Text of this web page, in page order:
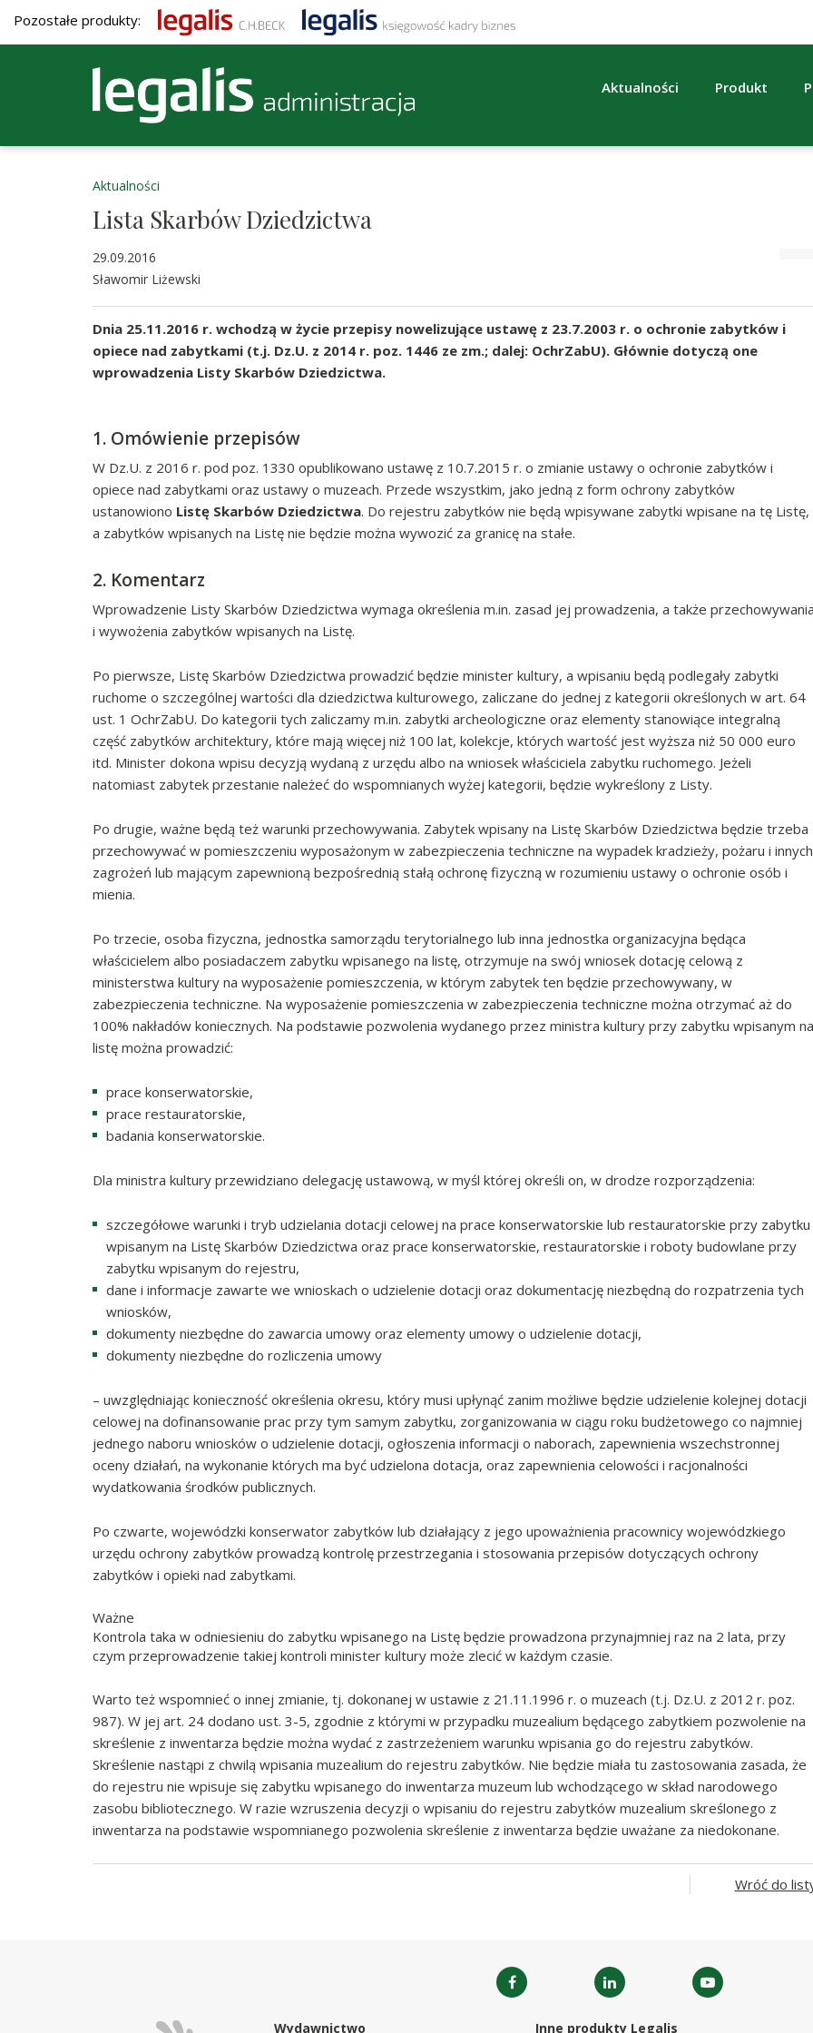
Pozostałe produkty:
Aktualności Produkt
Aktualności
Lista Skarbów Dziedzictwa
29.09.2016
Sławomir Liżewski
Dnia 25.11.2016 r. wchodzą w życie przepisy nowelizujące ustawę z 23.7.2003 r. o ochronie zabytków i
opiece nad zabytkami (t.j. Dz.U. z 2014 r. poz. 1446 ze zm.; dalej: OchrZabU). Głównie dotyczą one
wprowadzenia Listy Skarbów Dziedzictwa.
1. Omówienie przepisów
W Dz.U. z 2016 r. pod poz. 1330 opublikowano ustawę z 10.7.2015 r. o zmianie ustawy o ochronie zabytków i
opiece nad zabytkami oraz ustawy o muzeach. Przede wszystkim, jako jedną z form ochrony zabytków
ustanowiono Listę Skarbów Dziedzictwa. Do rejestru zabytków nie będą wpisywane zabytki wpisane na tę Listę,
a zabytków wpisanych na Listę nie będzie można wywozić za granicę na stałe.
2. Komentarz
Wprowadzenie Listy Skarbów Dziedzictwa wymaga określenia m.in. zasad jej prowadzenia, a także
i wywożenia zabytków wpisanych na Listę.
Po pierwsze, Listę Skarbów Dziedzictwa prowadzić będzie minister kultury, a wpisaniu będą podlegały zabytki
ruchome o szczególnej wartości dla dziedzictwa kulturowego, zaliczane do jednej z kategorii określonych w art. 64
ust. 1 OchrZabU. Do kategorii tych zaliczamy m.in. zabytki archeologiczne oraz elementy stanowiące integralną
część zabytków architektury, które mają więcej niż 100 lat, kolekcje, których wartość jest wyższa niż 50 000 euro
itd. Minister dokona wpisu decyzją wydaną z urzędu albo na wniosek właściciela zabytku ruchomego. Jeżeli
natomiast zabytek przestanie należeć do wspomnianych wyżej kategorii, będzie wykreślony z Listy.
Po drugie, ważne będą też warunki przechowywania. Zabytek wpisany na Listę Skarbów Dziedzictwa będzie trzeba
przechowywać w pomieszczeniu wyposażonym w zabezpieczenia techniczne na wypadek kradzieży, pożaru i innych
zagrożeń lub mającym zapewnioną bezpośrednią stałą ochronę fizyczną w rozumieniu ustawy o ochronie osób i
mienia.
Po trzecie, osoba fizyczna, jednostka samorządu terytorialnego lub inna jednostka organizacyjna będąca
właścicielem albo posiadaczem zabytku wpisanego na listę, otrzymuje na swój wniosek dotację celową z
ministerstwa kultury na wyposażenie pomieszczenia, w którym zabytek ten będzie przechowywany, w
zabezpieczenia techniczne. Na wyposażenie pomieszczenia w zabezpieczenia techniczne można otrzymać aż do
100% nakładów koniecznych. Na podstawie pozwolenia wydanego przez ministra kultury przy zabytku wpisanym na
listę można prowadzić:
prace konserwatorskie,
prace restauratorskie,
badania konserwatorskie.
Dla ministra kultury przewidziano delegację ustawową, w myśl której określi on, w drodze rozporządzenia:
szczegółowe warunki i tryb udzielania dotacji celowej na prace konserwatorskie lub restauratorskie przy zabytku
wpisanym na Listę Skarbów Dziedzictwa oraz prace konserwatorskie, restauratorskie i roboty budowlane przy
zabytku wpisanym do rejestru,
dane i informacje zawarte we wnioskach o udzielenie dotacji oraz dokumentację niezbędną do rozpatrzenia tych
wniosków,
dokumenty niezbędne do zawarcia umowy oraz elementy umowy o udzielenie dotacji,
dokumenty niezbędne do rozliczenia umowy
– uwzględniając konieczność określenia okresu, który musi upłynąć zanim możliwe będzie udzielenie kolejnej dotacji
celowej na dofinansowanie prac przy tym samym zabytku, zorganizowania w ciągu roku budżetowego co najmniej
jednego naboru wniosków o udzielenie dotacji, ogłoszenia informacji o naborach, zapewnienia wszechstronnej
oceny działań, na wykonanie których ma być udzielona dotacja, oraz zapewnienia celowości i racjonalności
wydatkowania środków publicznych.
Po czwarte, wojewódzki konserwator zabytków lub działający z jego upoważnienia pracownicy wojewódzkiego
urzędu ochrony zabytków prowadzą kontrolę przestrzegania i stosowania przepisów dotyczących ochrony
zabytków i opieki nad zabytkami.
Ważne
Kontrola taka w odniesieniu do zabytku wpisanego na Listę będzie prowadzona przynajmniej raz na 2 lata, przy
czym przeprowadzenie takiej kontroli minister kultury może zlecić w każdym czasie.
Warto też wspomnieć o innej zmianie, tj. dokonanej w ustawie z 21.11.1996 r. o muzeach (t.j. Dz.U. z 2012 r. poz.
987). W jej art. 24 dodano ust. 3-5, zgodnie z którymi w przypadku muzealium będącego zabytkiem pozwolenie na
skreślenie z inwentarza będzie można wydać z zastrzeżeniem warunku wpisania go do rejestru zabytków.
Skreślenie nastąpi z chwilą wpisania muzealium do rejestru zabytków. Nie będzie miała tu zastosowania zasada, że
do rejestru nie wpisuje się zabytku wpisanego do inwentarza muzeum lub wchodzącego w skład narodowego
zasobu bibliotecznego. W razie wzruszenia decyzji o wpisaniu do rejestru zabytków muzealium skreślonego z
inwentarza na podstawie wspomnianego pozwolenia skreślenie z inwentarza będzie uważane za niedokonane.
Wróć do
Wydawnictwo Inne produkty Legalis